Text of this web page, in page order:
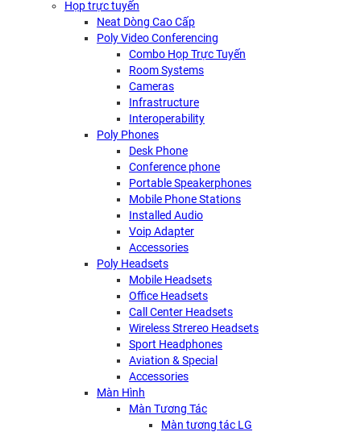
Họp trực tuyến
Neat Dòng Cao Cấp
Poly Video Conferencing
Combo Họp Trực Tuyến
Room Systems
Cameras
Infrastructure
Interoperability
Poly Phones
Desk Phone
Conference phone
Portable Speakerphones
Mobile Phone Stations
Installed Audio
Voip Adapter
Accessories
Poly Headsets
Mobile Headsets
Office Headsets
Call Center Headsets
Wireless Strereo Headsets
Sport Headphones
Aviation & Special
Accessories
Màn Hình
Màn Tương Tác
Màn tương tác LG